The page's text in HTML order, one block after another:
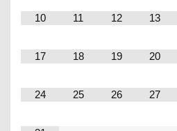
10 11 12 13
17 18 19 20
24 25 26 27